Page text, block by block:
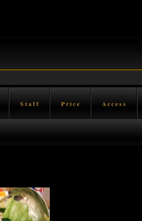
S t a f f P r i c e A c c e s s